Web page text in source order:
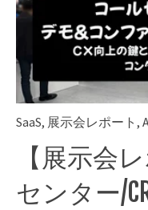
SaaS, 展示会レポート ,
【展示会
センター/